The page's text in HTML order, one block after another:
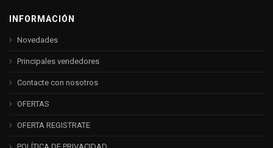
INFORMACIÓN
Novedades
Principales vendedores
Contacte con nosotros
OFERTAS
OFERTA REGISTRATE